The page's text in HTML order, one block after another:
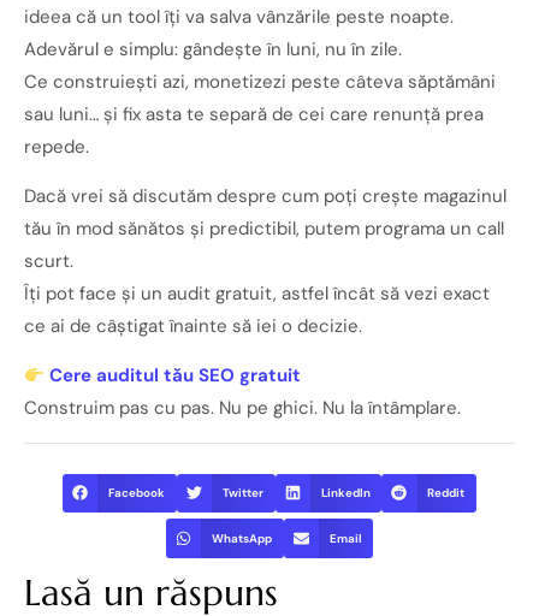
ideea că un tool îți va salva vânzările peste noapte.
Adevărul e simplu: gândește în luni, nu în zile.
Ce construiești azi, monetizezi peste câteva săptămâni
sau luni… și fix asta te separă de cei care renunță prea
repede.
Dacă vrei să discutăm despre cum poți crește magazinul
tău în mod sănătos și predictibil, putem programa un call
scurt.
Îți pot face și un audit gratuit, astfel încât să vezi exact
ce ai de câștigat înainte să iei o decizie.
Cere auditul tău SEO gratuit
Construim pas cu pas. Nu pe ghici. Nu la întâmplare.
Facebook Twitter LinkedIn Reddit
WhatsApp Email
Lasă un răspuns